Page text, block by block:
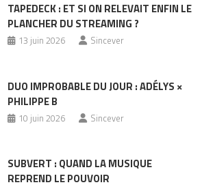
TAPEDECK : ET SI ON RELEVAIT ENFIN LE
PLANCHER DU STREAMING ?
13 juin 2026 Sincever
DUO IMPROBABLE DU JOUR : ADÉLYS ×
PHILIPPE B
10 juin 2026 Sincever
SUBVERT : QUAND LA MUSIQUE
REPREND LE POUVOIR